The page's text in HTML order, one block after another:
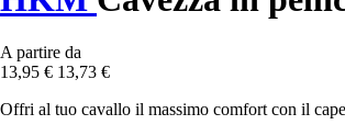
A partire da
13,95 € 13,73 €
Offri al tuo cavallo il massimo comfort con il